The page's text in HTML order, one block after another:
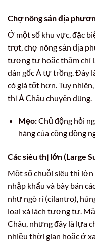
Chợ nông sản địa
Ở một số khu vực, đặc
trọt, chợ nông sản địa
tương tự hoặc thậm chí
dân gốc Á tự trồng. Đây
có giá tốt hơn. Tuy
thị Á Châu chuyên dụng.
Mẹo:Chủ động hỏi
hàng của cộng đồng
Các siêu thị lớn (Large
Một số chuỗi siêu thị
nhập khẩu và bày bán
như ngò rí (cilantro),
loại xà lách tương tự.
Châu, nhưng đây là lựa
nhiều thời gian hoặc ở